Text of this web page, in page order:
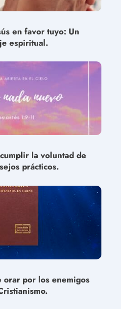
en favor tuyo: Un
espiritual.
la voluntad de
prácticos.
orar por los enemigos